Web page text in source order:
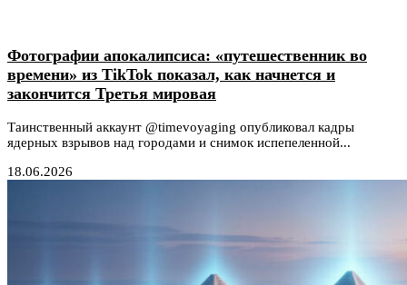
Фотографии апокалипсиса: «путешественник во
времени» из TikTok показал, как начнется и
закончится Третья мировая
Таинственный аккаунт @timevoyaging опубликовал кадры
ядерных взрывов над городами и снимок испепеленной...
18.06.2026